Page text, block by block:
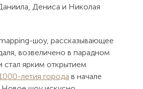
Дениса и Николая
шоу, рассказывающее
возвеличено в парадном
стал ярким открытием
летия города в начале